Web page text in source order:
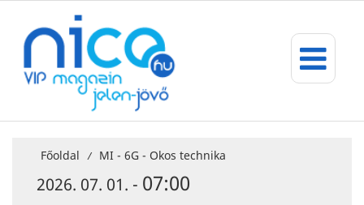
Főoldal / MI - 6G - Okos technika
2026. 07. 01. - 07:00